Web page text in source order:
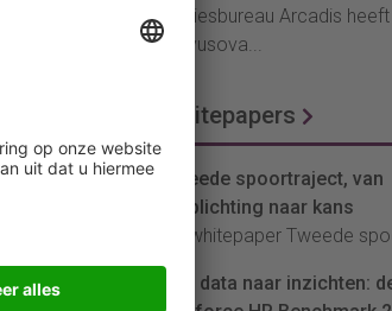
Adviesbureau Arcadis
Belyusova...
Whitepapers
Tweede spoortraject, van
verplichting naar kans
De whitepaper Tweede
Van data naar inzichten: